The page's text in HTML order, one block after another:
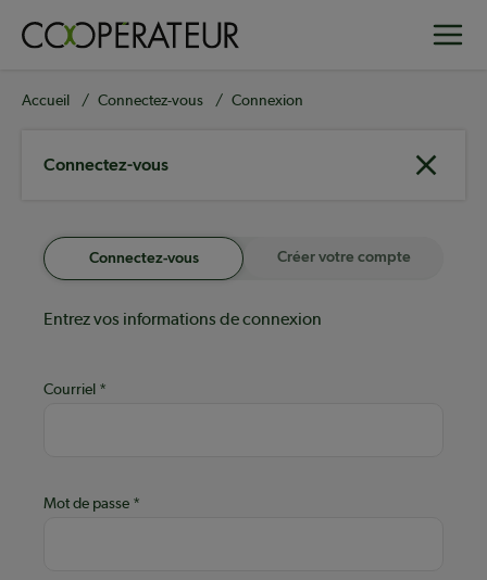
principal
Fil
Accueil Connectez-vous Connexion
Connectez-vous
Connectez-vous Créer votre compte
Entrez vos informations de connexion
Courriel
Mot de passe